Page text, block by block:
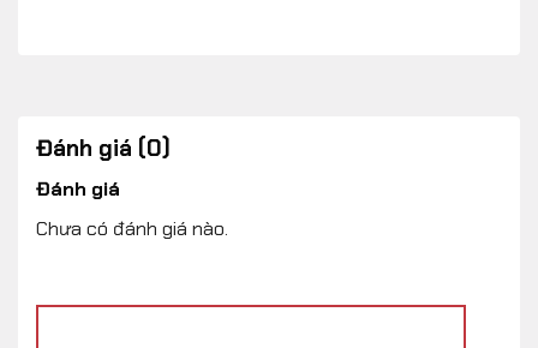
Đánh giá (0)
Đánh giá
Chưa có đánh giá nào.